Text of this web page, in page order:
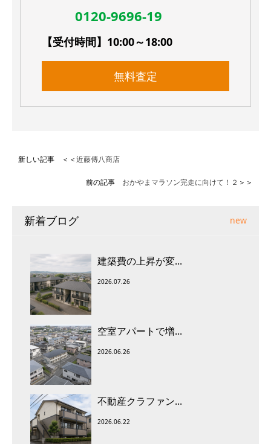
0120-9696-19
【受付時間】10:00～18:00
無料査定
新しい記事 ＜＜近藤傳八商店
前の記事 おかやまマラソン完走に向けて！２ ＞＞
新着ブログ new
建築費の上昇が変...
2026.07.26
空室アパートで増...
2026.06.26
不動産クラファン...
2026.06.22